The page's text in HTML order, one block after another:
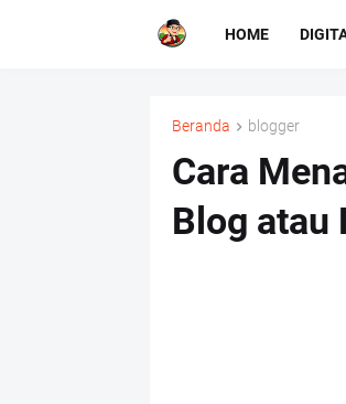
HOME
Beranda blogger
Cara
Blog atau